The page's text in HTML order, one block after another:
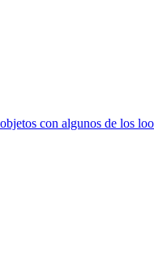
con algunos de los